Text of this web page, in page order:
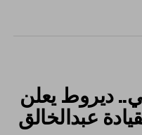
ديروط يعلن
عبدالخالق